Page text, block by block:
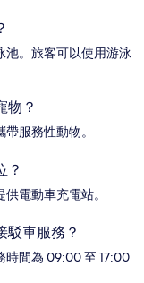
池。旅客可以使用游泳
物？
服務性動物。
？
電動車充電站。
駁車服務？
時間為 09:00 至 17:00